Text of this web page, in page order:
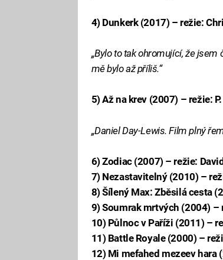
4) Dunkerk (2017) – režie:
„Bylo to tak ohromující, že
mě bylo až příliš.“
5) Až na krev (2007) – režie:
„Daniel Day-Lewis. Film plný
6) Zodiac (2007) – režie:
7) Nezastavitelný (2010) –
8) Šílený Max: Zběsilá cesta
9) Soumrak mrtvých (2004) –
10) Půlnoc v Paříži (2011) –
11) Battle Royale (2000) –
12) Mi mefahed mezeev hara